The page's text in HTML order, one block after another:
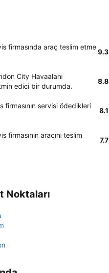
firmasında araç teslim etme
9.3
City Havaalanı
edici bir durumda.
8.8
servisi ödedikleri
8.1
firmasının aracını teslim
7.7
Noktaları